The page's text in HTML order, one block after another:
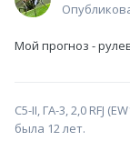
Мой прогноз -
С5-II, ГА-3, 2,0 RFJ
была 12 лет.